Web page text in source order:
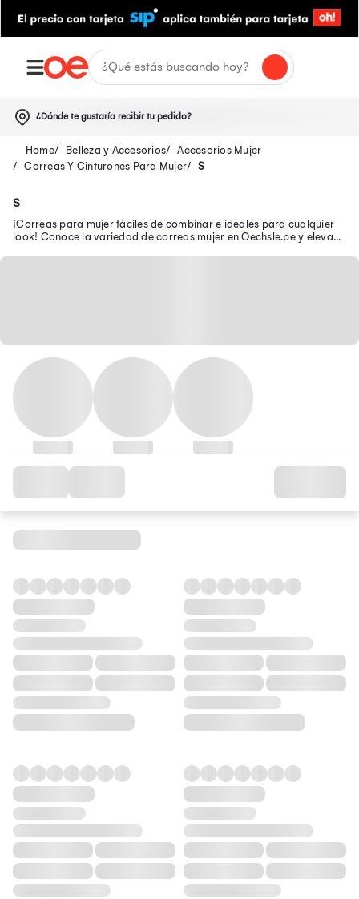
¿Dónde te gustaría recibir tu pedido?
Belleza y Accesorios
Accesorios Mujer
Correas Y Cinturones Para Mujer
S
S
¡Correas para mujer fáciles de combinar e ideales para cualquier
look! Conoce la variedad de correas mujer en Oechsle.pe y eleva